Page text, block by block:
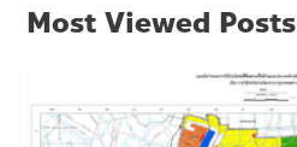
Most Viewed Posts